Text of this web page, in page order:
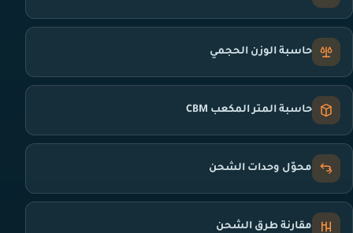
حاسبة الوزن الحجمي
حاسبة المتر المكعب CBM
محوّل وحدات الشحن
مقارنة طرق الشحن